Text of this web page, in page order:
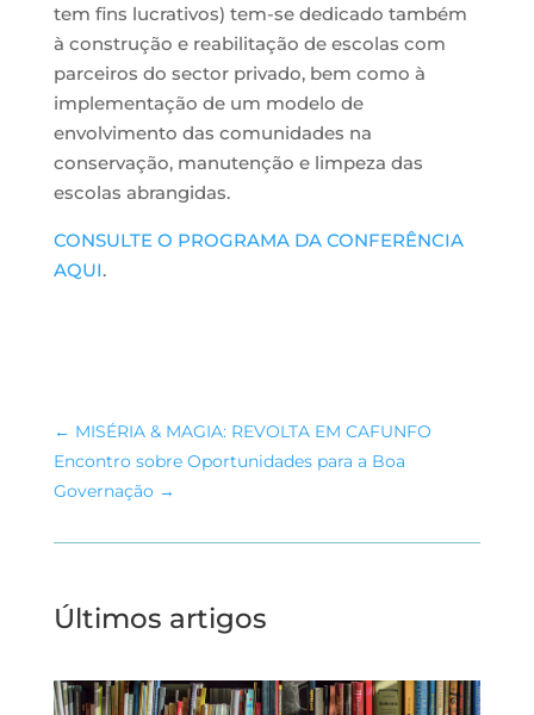
tem fins lucrativos) tem-se dedicado também
à construção e reabilitação de escolas com
parceiros do sector privado, bem como à
implementação de um modelo de
envolvimento das comunidades na
conservação, manutenção e limpeza das
escolas abrangidas.
CONSULTE O PROGRAMA DA CONFERÊNCIA
AQUI.
← MISÉRIA & MAGIA: REVOLTA EM CAFUNFO
Encontro sobre Oportunidades para a Boa
Governação →
Últimos artigos